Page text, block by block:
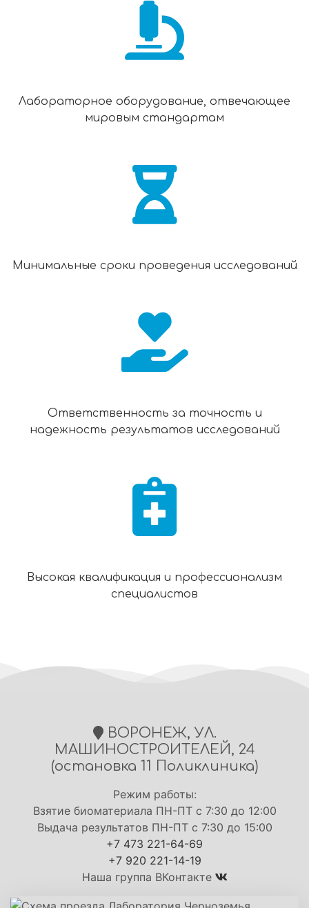
Лабораторное оборудование, отвечающее
мировым стандартам
Минимальные сроки проведения исследований
Ответственность за точность и
надежность результатов исследований
Высокая квалификация и профессионализм
специалистов
ВОРОНЕЖ, УЛ.
МАШИНОСТРОИТЕЛЕЙ, 24
(остановка 11 Поликлиника)
Режим работы:
Взятие биоматериала ПН-ПТ с 7:30 до 12:00
Выдача результатов ПН-ПТ с 7:30 до 15:00
+7 473 221-64-69
+7 920 221-14-19
Наша группа ВКонтакте